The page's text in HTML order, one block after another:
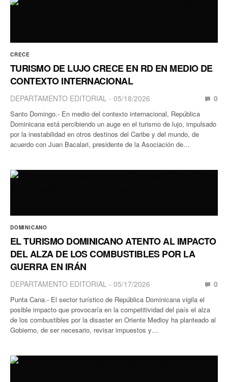
CRECE
TURISMO DE LUJO CRECE EN RD EN MEDIO DE
CONTEXTO INTERNACIONAL
DEPARTAMENTO EDITORIAL 05/18/2026 0
Santo Domingo.- En medio del contexto internacional, República
Dominicana está percibiendo un auge en el turismo de lujo, impulsado
por la inestabilidad en otros destinos del Caribe y del mundo, de
acuerdo con Juan Bacalari, presidente de la Asociación de…
DOMINICANO
EL TURISMO DOMINICANO ATENTO AL IMPACTO
DEL ALZA DE LOS COMBUSTIBLES POR LA
GUERRA EN IRÁN
DEPARTAMENTO EDITORIAL 05/17/2026 0
Punta Cana.- El sector turístico de República Dominicana vigila el
posible impacto que provocaría en la competitividad del país el alza
de los combustibles por la disaster en Oriente Medioy ha planteado al
Gobierno, de ser necesario, revisar impuestos y…